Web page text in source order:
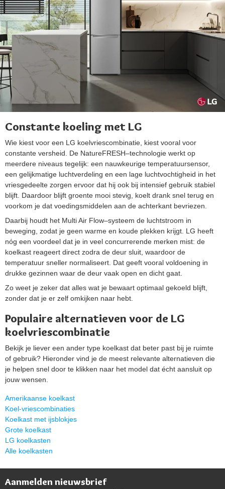
Constante koeling met LG
Wie kiest voor een LG koelvriescombinatie, kiest vooral voor
constante versheid. De NatureFRESH–technologie werkt op
meerdere niveaus tegelijk: een nauwkeurige temperatuursensor,
een gelijkmatige luchtverdeling en een lage luchtvochtigheid in het
vriesgedeelte zorgen ervoor dat hij ook bij intensief gebruik stabiel
blijft. Daardoor blijft groente mooi stevig, koelt drank snel terug en
voorkom je dat voedingsmiddelen aan de achterkant bevriezen.
Daarbij houdt het Multi Air Flow–systeem de luchtstroom in
beweging, zodat je geen warme en koude plekken krijgt. LG heeft
nóg een voordeel dat je in veel concurrerende merken mist: de
koelkast reageert direct zodra de deur sluit, waardoor de
temperatuur sneller normaliseert. Dat geeft vooral voldoening in
drukke gezinnen waar de deur vaak open en dicht gaat.
Zo weet je zeker dat alles wat je bewaart optimaal gekoeld blijft,
zonder dat je er zelf omkijken naar hebt.
Populaire alternatieven voor de LG
koelvriescombinatie
Bekijk je liever een ander type koelkast dat beter past bij je ruimte
of gebruik? Hieronder vind je de meest relevante alternatieven die
je helpen snel door te klikken naar het model dat écht aansluit op
jouw wensen.
Amerikaanse koelkast
Koel-vriescombinaties
Koelkast met ijsblokjes
Grote koelkast
LG koelkasten
Alle koelkasten
Aanmelden nieuwsbrief